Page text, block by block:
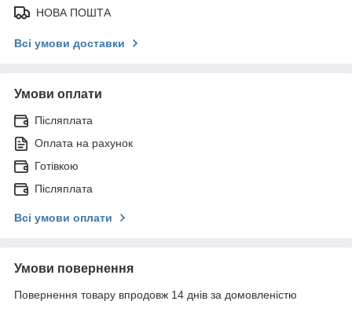
НОВА ПОШТА
Всі умови доставки
Умови оплати
Післяплата
Оплата на рахунок
Готівкою
Післяплата
Всі умови оплати
Умови повернення
Повернення товару впродовж 14 днів за домовленістю